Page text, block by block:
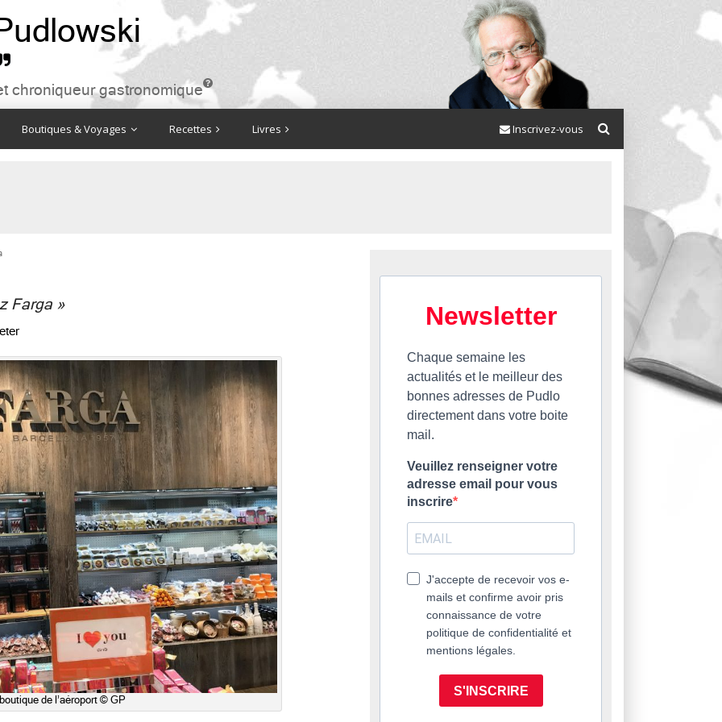
chroniqueur gastronomique

Boutiques & Voyages Recettes Livres Inscrivez-vous
Farga »
de l’aéroport © GP
Newsletter
Chaque semaine les
actualités et le meilleur des
bonnes adresses de Pudlo
directement dans votre boite
mail.
Veuillez renseigner votre
adresse email pour vous
inscrire
J'accepte de recevoir vos e-
mails et confirme avoir pris
connaissance de votre
politique de confidentialité et
mentions légales.
S'INSCRIRE